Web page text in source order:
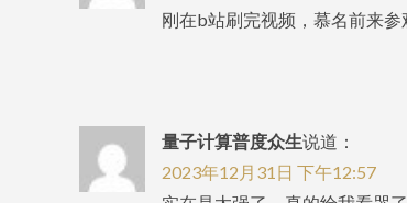
刚在b站刷完视频，慕名前来
量子计算普度众生说道：
2023年12月31日 下午12:57